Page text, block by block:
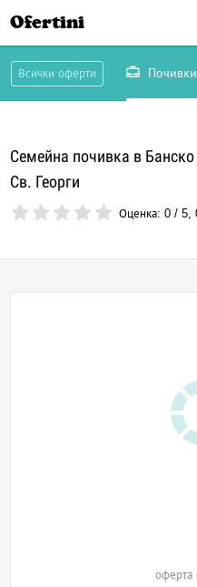
Ofertini
Всички оферти Почивки
Семейна почивка в Банско
Св. Георги
Оценка:0 /5,
оферта